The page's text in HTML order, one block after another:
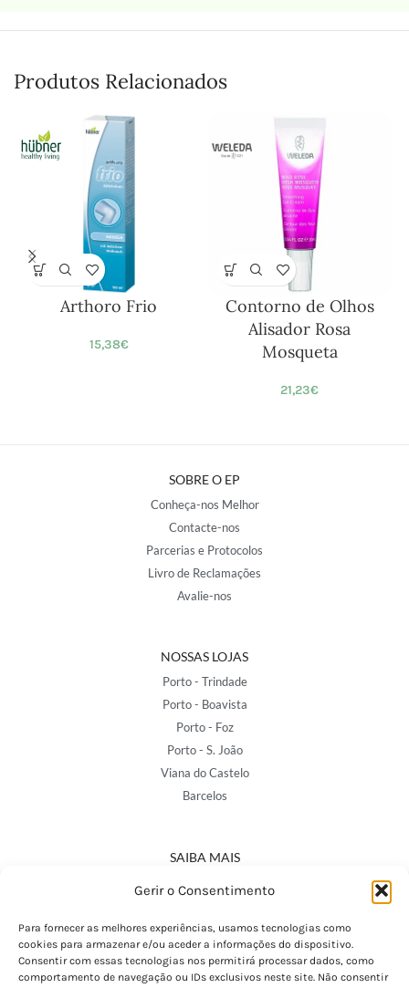
Gerir o Consentimento
Para fornecer as melhores experiências, usamos tecnologias como
cookies para armazenar e/ou aceder a informações do dispositivo.
Consentir com essas tecnologias nos permitirá processar dados, como
comportamento de navegação ou IDs exclusivos neste site. Não consentir
Produtos Relacionados
Arthoro Frio
15,38€
Contorno de Olhos
Alisador Rosa
Mosqueta
21,23€
SOBRE O EP
Conheça-nos Melhor
Contacte-nos
Parcerias e Protocolos
Livro de Reclamações
Avalie-nos
NOSSAS LOJAS
Porto - Trindade
Porto - Boavista
Porto - Foz
Porto - S. João
Viana do Castelo
Barcelos
SAIBA MAIS
Política de Privacidade
Termos e Condições
Perguntas Frequentes
Custos de Envio